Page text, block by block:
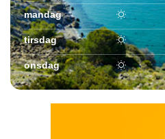
mandag
tirsdag
onsdag